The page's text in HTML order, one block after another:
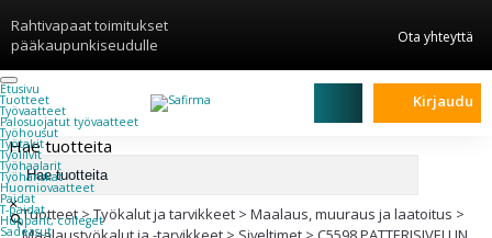
Rahtivapaat toimitukset
pääkaupunkiseudulle
Ota yhteyttä
Etusivu
Tuotteet
Työvaatteet
Palosuojatut työvaatteet
Työhousut
Työtakit
Työliivit
Työhaalarit
Työhanskat
Huomiovaatteet
Paidat
T-paidat
Hupparit, colleget
Sadeasut
Kirjaudu
Hae tuotteita
×
Tuotteet>Työkalut ja tarvikkeet > Maalaus, muuraus ja laatoitus >